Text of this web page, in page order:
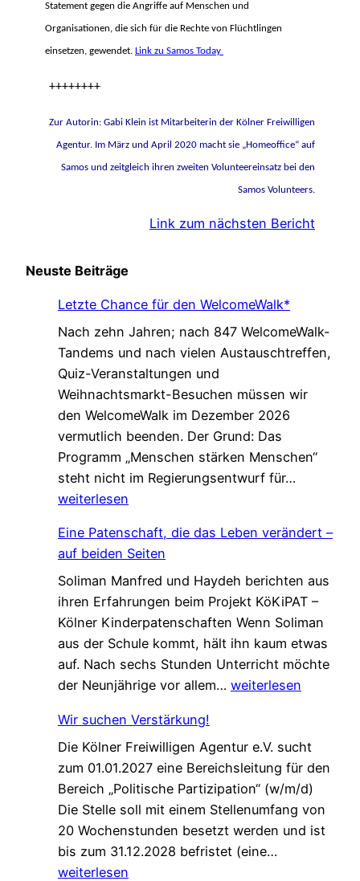
Statement gegen die Angriffe auf Menschen und
Organisationen, die sich für die Rechte von Flüchtlingen
einsetzen, gewendet. Link zu Samos Today
++++++++
Zur Autorin: Gabi Klein ist Mitarbeiterin der Kölner Freiwilligen
Agentur. Im März und April 2020 macht sie „Homeoffice“ auf
Samos und zeitgleich ihren zweiten Volunteereinsatz bei den
Samos Volunteers.
Link zum nächsten Bericht
Neuste Beiträge
Letzte Chance für den WelcomeWalk*
Nach zehn Jahren; nach 847 WelcomeWalk-
Tandems und nach vielen Austauschtreffen,
Quiz-Veranstaltungen und
Weihnachtsmarkt-Besuchen müssen wir
den WelcomeWalk im Dezember 2026
vermutlich beenden. Der Grund: Das
Programm „Menschen stärken Menschen“
steht nicht im Regierungsentwurf für…
z
e
C
h
a
n
c
ü
r
d
e
n
weiterlesen
Eine Patenschaft, die das Leben verändert –
auf beiden Seiten
Soliman Manfred und Haydeh berichten aus
ihren Erfahrungen beim Projekt KöKiPAT –
Kölner Kinderpatenschaften Wenn Soliman
aus der Schule kommt, hält ihn kaum etwas
auf. Nach sechs Stunden Unterricht möchte
der Neunjährige vor allem… E
e
P
a
t
e
n
weiterlesen
Wir suchen Verstärkung!
Die Kölner Freiwilligen Agentur e.V. sucht
zum 01.01.2027 eine Bereichsleitung für den
Bereich „Politische Partizipation“ (w/m/d)
Die Stelle soll mit einem Stellenumfang von
20 Wochenstunden besetzt werden und ist
bis zum 31.12.2028 befristet (eine…
weiterlesen